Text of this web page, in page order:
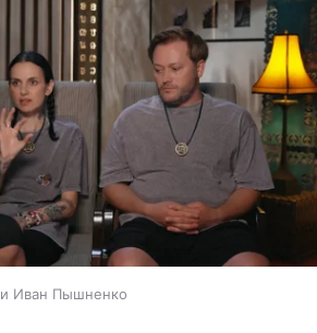
Иван Пышненко